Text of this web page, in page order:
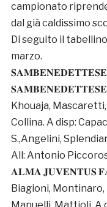
campionato
dal già caldissimo
Di seguito il
marzo.
𝐒𝐀𝐌𝐁𝐄𝐍𝐄𝐃𝐄𝐓𝐓𝐄𝐒𝐄:
Khouaja,
Collina. A disp:
S.,Angelini,
All: Antonio
𝐀𝐋𝐌𝐀 𝐉𝐔𝐕𝐄𝐍𝐓𝐔𝐒
Biagioni, Montinaro,